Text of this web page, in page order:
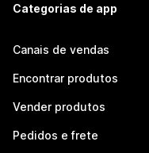
Categorias de app
Canais de vendas
Encontrar produtos
Vender produtos
Pedidos e frete